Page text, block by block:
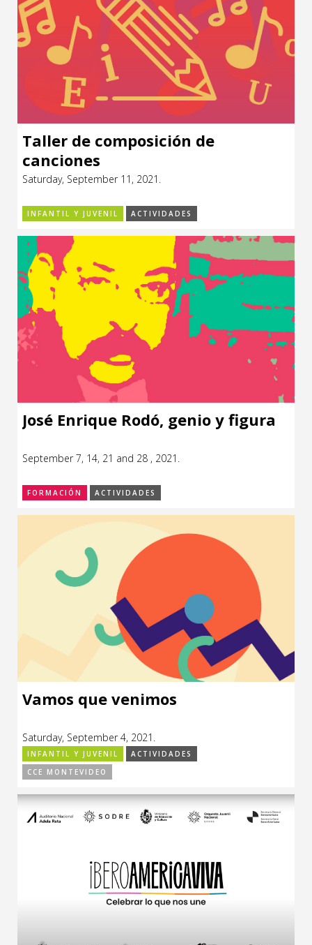
Taller de composición de
canciones
Saturday, September 11, 2021.
INFANTIL Y JUVENIL ACTIVIDADES
José Enrique Rodó, genio y figura
September 7, 14, 21 and 28 , 2021.
FORMACIÓN ACTIVIDADES
Vamos que venimos
Saturday, September 4, 2021.
INFANTIL Y JUVENIL
ACTIVIDADES
CCE MONTEVIDEO